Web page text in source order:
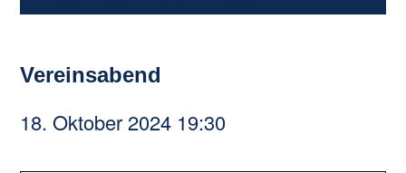
Vereinsabend
18. Oktober 2024 19:30